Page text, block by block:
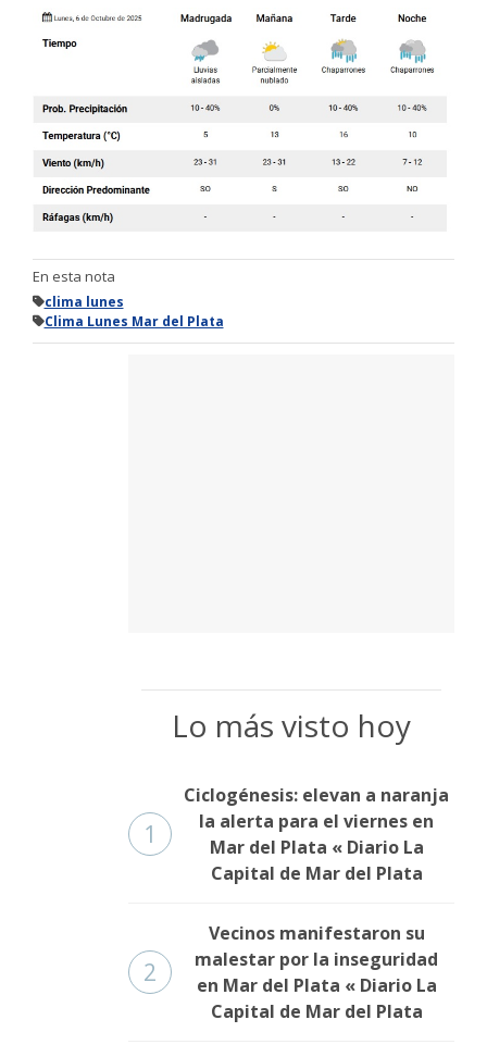
En esta nota
clima lunes
Clima Lunes Mar del Plata
Lo más visto hoy
1
Ciclogénesis: elevan a naranja
la alerta para el viernes en
Mar del Plata « Diario La
Capital de Mar del Plata
2
Vecinos manifestaron su
malestar por la inseguridad
en Mar del Plata « Diario La
Capital de Mar del Plata